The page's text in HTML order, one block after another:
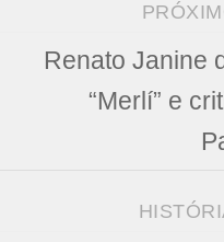
Renato Janine
“Merlí” e